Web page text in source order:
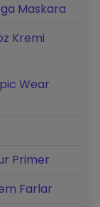
Maskara
Kremi
Wear
Primer
Farlar